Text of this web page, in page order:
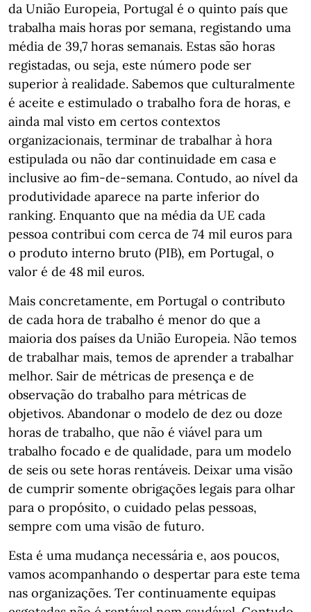
da União Europeia, Portugal é o quinto país que
trabalha mais horas por semana, registando uma
média de 39,7 horas semanais. Estas são horas
registadas, ou seja, este número pode ser
superior à realidade. Sabemos que culturalmente
é aceite e estimulado o trabalho fora de horas, e
ainda mal visto em certos contextos
organizacionais, terminar de trabalhar à hora
estipulada ou não dar continuidade em casa e
inclusive ao fim-de-semana. Contudo, ao nível da
produtividade aparece na parte inferior do
ranking. Enquanto que na média da UE cada
pessoa contribui com cerca de 74 mil euros para
o produto interno bruto (PIB), em Portugal, o
valor é de 48 mil euros.
Mais concretamente, em Portugal o contributo
de cada hora de trabalho é menor do que a
maioria dos países da União Europeia. Não temos
de trabalhar mais, temos de aprender a trabalhar
melhor. Sair de métricas de presença e de
observação do trabalho para métricas de
objetivos. Abandonar o modelo de dez ou doze
horas de trabalho, que não é viável para um
trabalho focado e de qualidade, para um modelo
de seis ou sete horas rentáveis. Deixar uma visão
de cumprir somente obrigações legais para olhar
para o propósito, o cuidado pelas pessoas,
sempre com uma visão de futuro.
Esta é uma mudança necessária e, aos poucos,
vamos acompanhando o despertar para este tema
nas organizações. Ter continuamente equipas